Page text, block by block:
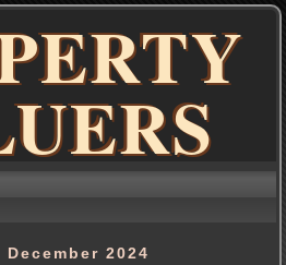
December 2024